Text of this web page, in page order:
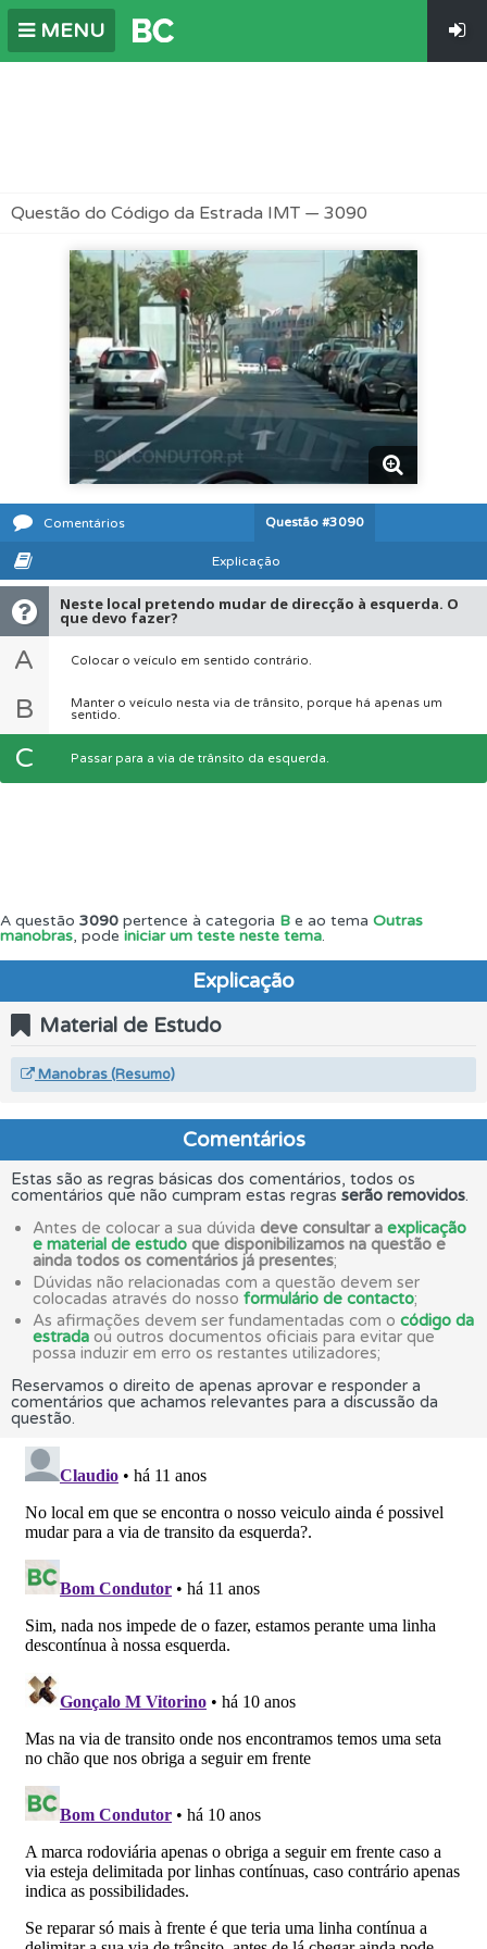
MENU
Questão do Código da Estrada IMT — 3090
Comentários Questão #3090
Explicação
Neste local pretendo mudar de direcção à esquerda. O
que devo fazer?
A Colocar o veículo em sentido contrário.
B
Manter o veículo nesta via de trânsito, porque há apenas um
sentido.
C Passar para a via de trânsito da esquerda.
A questão 3090 pertence à categoria B e ao tema Outras
manobras, pode iniciar um teste neste tema.
Explicação
Material de Estudo
Manobras (Resumo)
Comentários
Estas são as regras básicas dos comentários, todos os
comentários que não cumpram estas regras serão removidos.
Antes de colocar a sua dúvida deve consultar a explicação
e material de estudo que disponibilizamos na questão e
ainda todos os comentários já presentes;
Dúvidas não relacionadas com a questão devem ser
colocadas através do nosso formulário de contacto;
As afirmações devem ser fundamentadas com o código da
estrada ou outros documentos oficiais para evitar que
possa induzir em erro os restantes utilizadores;
Reservamos o direito de apenas aprovar e responder a
comentários que achamos relevantes para a discussão da
questão.